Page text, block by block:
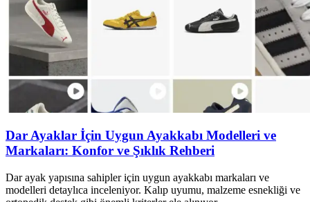
Dar Ayaklar İçin Uygun Ayakkabı Modelleri ve
Markaları: Konfor ve Şıklık Rehberi
Dar ayak yapısına sahipler için uygun ayakkabı markaları ve
modelleri detaylıca inceleniyor. Kalıp uyumu, malzeme esnekliği ve